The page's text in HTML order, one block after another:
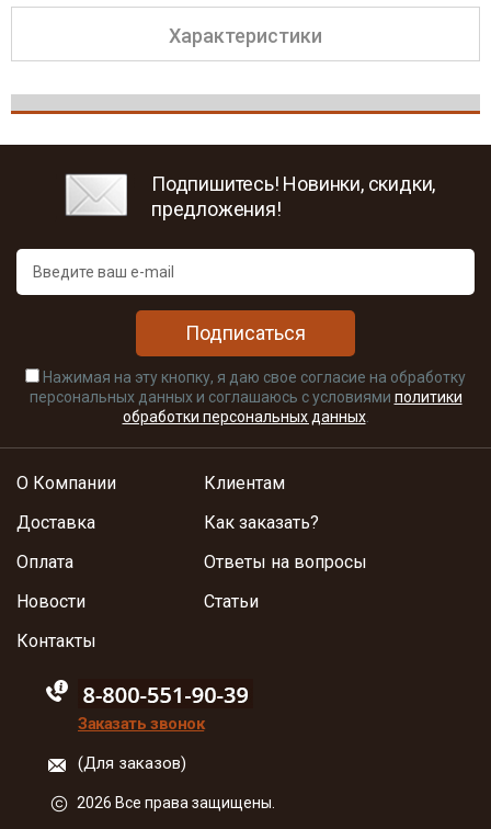
Характеристики
Подпишитесь! Новинки, скидки,
предложения!
Подписаться
Нажимая на эту кнопку, я даю свое согласие на обработку
персональных данных и соглашаюсь с условиями политики
обработки персональных данных.
О Компании
Доставка
Оплата
Новости
Клиентам
Как заказать?
Ответы на вопросы
Статьи
Контакты
88005555550
Заказать звонок
(Для заказов)
2026 Все права защищены.